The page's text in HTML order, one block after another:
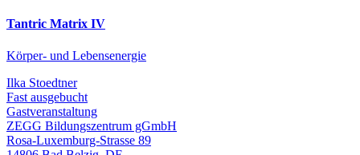
Tantric Matrix IV
Körper- und Lebensenergie
Ilka Stoedtner
Fast ausgebucht
Gastveranstaltung
ZEGG Bildungszentrum gGmbH
Rosa-Luxemburg-Strasse 89